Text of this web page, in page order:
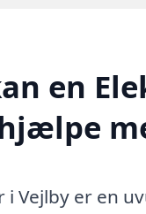
en
i Vejlby er en